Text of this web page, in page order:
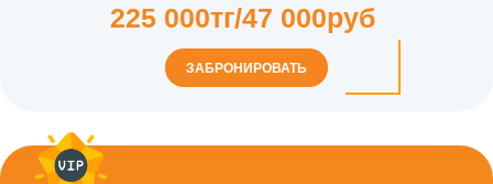
225 000тг/47 000руб
ЗАБРОНИРОВАТЬ